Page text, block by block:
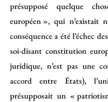
présupposé quelque
européen », qui
conséquence a été l’échec
soi-disant constitution
juridique, n’est pas une
accord entre États),
présupposait un «